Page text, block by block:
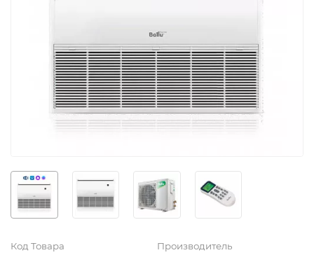
Код Товара Производитель